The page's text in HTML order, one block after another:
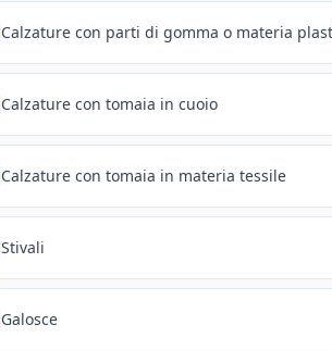
Calzature con parti di gomma o materia
Calzature con tomaia in cuoio
Calzature con tomaia in materia tessile
Stivali
Galosce